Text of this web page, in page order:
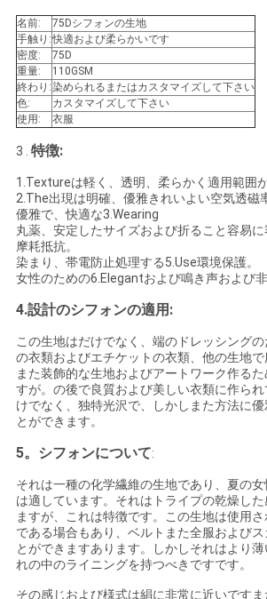
場
合
COMPANY
NEWS
地
図
PRIVACY
POLICY
名前:
75Dシフォンの生地
手触り:快適および柔らかいです
密度:
75D
重量:
110GSM
終わり:染められるまたはカスタマイズして下さい
色:
カスタマイズして下さい
使用:
衣服
3 . 特徴:
1.Textureは軽く、透明、柔らかく適用範囲
2.The出現は明確、優雅きれいよい空気透磁
優雅で、快適な3.Wearing
丸薬、安定したサイズおよび折ること容易
摩耗抵抗。
染まり、帯電防止処理する5.Use環境保護。
女性のための6.Elegantおよび鳴き声および非
4.設計のシフォンの適用:
この生地はだけでなく、端のドレッシング
の衣類およびエチケットの衣類、他の生地
また装飾的な生地およびアートワーク作る
すが。の後で良質および美しい衣類に作ら
けでなく、独特光沢で、しかしまた方法に
とができます。
5。シフォンについて:
それは一種の化学繊維の生地であり、夏の
は適しています。それはトライプの乾燥し
ますが、これは特徴です。この生地は使用
である場合もあり、ベルトまた全服および
とができますあります。しかしそれはより
れの中のライニングを持つべきですです。
その感じおよび様式は絹に非常に近いです